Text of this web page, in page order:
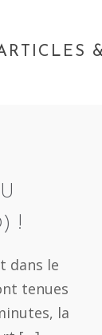
!
dans le
tenues
la